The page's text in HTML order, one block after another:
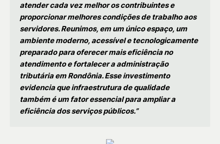
atender cada vez melhor os contribuintes e
proporcionar melhores condições de trabalho aos
servidores. Reunimos, em um único espaço, um
ambiente moderno, acessível e tecnologicamente
preparado para oferecer mais eficiência no
atendimento e fortalecer a administração
tributária em Rondônia. Esse investimento
evidencia que infraestrutura de qualidade
também é um fator essencial para ampliar a
eficiência dos serviços públicos.”